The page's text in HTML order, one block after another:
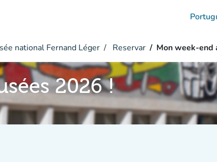
national Fernand Léger Reservar Mon week-end
2026 !